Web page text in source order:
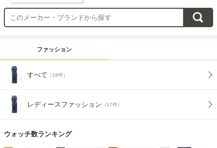
ファッション
すべて （19件）
レディースファッション （17件）
ウォッチ数ランキング